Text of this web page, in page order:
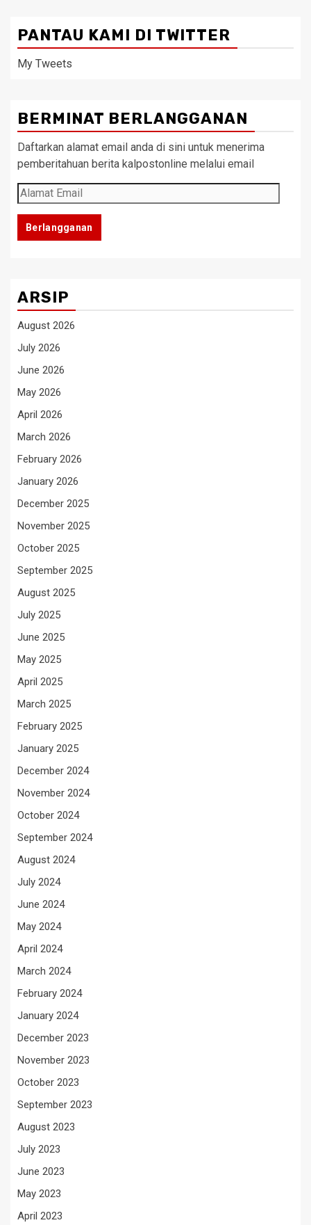
PANTAU KAMI DI TWITTER
My Tweets
BERMINAT BERLANGGANAN
Daftarkan alamat email anda di sini untuk menerima
pemberitahuan berita kalpostonline melalui email
Alamat
Email
Berlangganan
ARSIP
August 2026
July 2026
June 2026
May 2026
April 2026
March 2026
February 2026
January 2026
December 2025
November 2025
October 2025
September 2025
August 2025
July 2025
June 2025
May 2025
April 2025
March 2025
February 2025
January 2025
December 2024
November 2024
October 2024
September 2024
August 2024
July 2024
June 2024
May 2024
April 2024
March 2024
February 2024
January 2024
December 2023
November 2023
October 2023
September 2023
August 2023
July 2023
June 2023
May 2023
April 2023